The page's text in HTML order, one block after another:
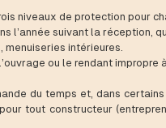
niveaux de protection pour
l’année suivant la réception,
menuiseries intérieures.
ou le rendant impropre
du temps et, dans
tout constructeur